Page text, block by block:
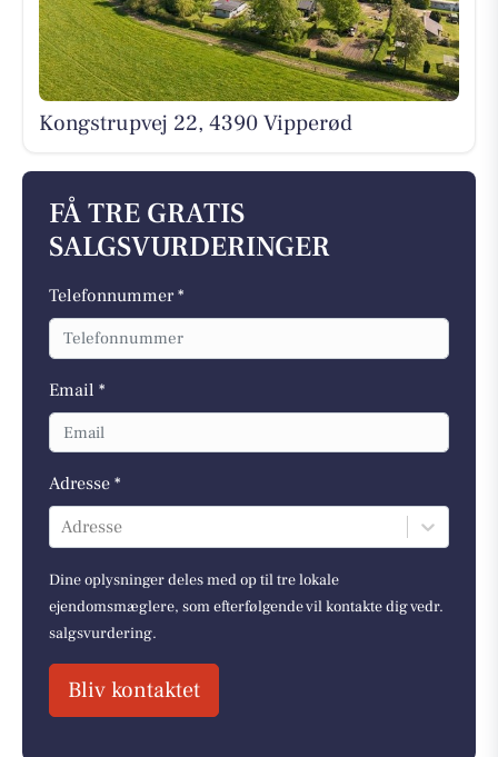
Kongstrupvej 22, 4390 Vipperød
FÅ TRE GRATIS
SALGSVURDERINGER
Telefonnummer *
Email *
Adresse *
Adresse
Dine oplysninger deles med op til tre lokale
ejendomsmæglere, som efterfølgende vil kontakte dig vedr.
salgsvurdering.
Bliv kontaktet